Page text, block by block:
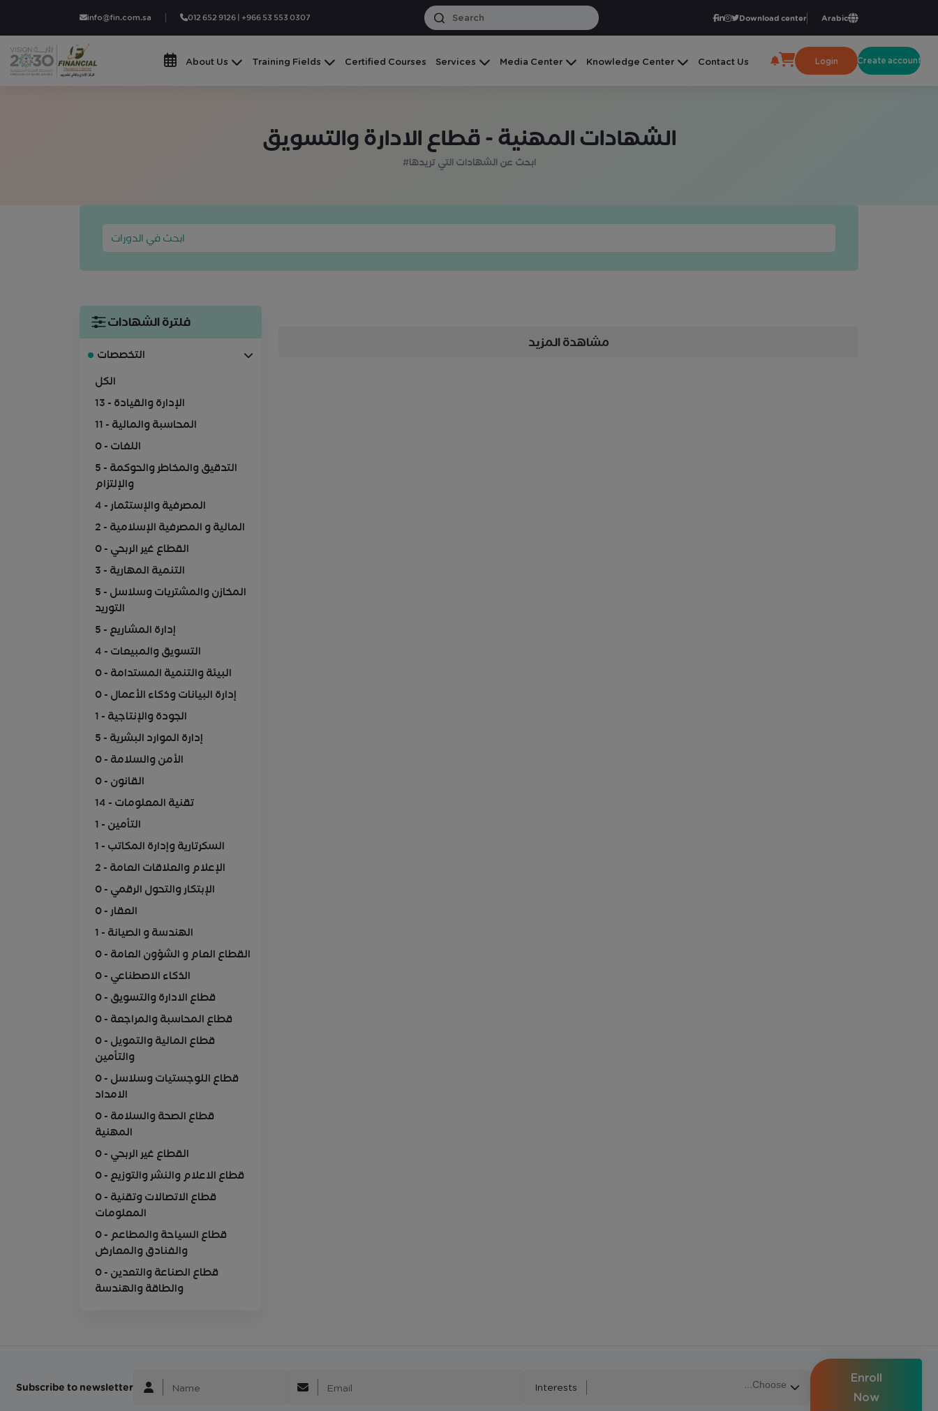
info@fin.com.sa 012 652 9126 | +966 53 553 0307 Download center Arabic
About Us Training Fields Certified Courses Services Media Center Knowledge Center Contact Us Login Create account
الشهادات المهنية - قطاع الادارة والتسويق
#ابحث عن الشهادات التي تريدها
فلترة الشهادات
التخصصات
الكل
13 - الإدارة والقيادة
11 - المحاسبة والمالية
0 - اللغات
5 - التدقيق والمخاطر والحوكمة
والإلتزام
4 - المصرفية والإستثمار
2 - المالية و المصرفية الإسلامية
0 - القطاع غير الربحي
3 - التنمية المهارية
5 - المخازن والمشتريات وسلاسل
التوريد
5 - إدارة المشاريع
4 - التسويق والمبيعات
0 - البيئة والتنمية المستدامة
0 - إدارة البيانات وذكاء الأعمال
1 - الجودة والإنتاجية
5 - إدارة الموارد البشرية
0 - الأمن والسلامة
0 - القانون
14 - تقنية المعلومات
1 - التأمين
1 - السكرتارية وإدارة المكاتب
2 - الإعلام والعلاقات العامة
0 - الإبتكار والتحول الرقمي
0 - العقار
1 - الهندسة و الصيانة
0 - القطاع العام و الشؤون العامة
0 - الذكاء الاصطناعي
0 - قطاع الادارة والتسويق
0 - قطاع المحاسبة والمراجعة
0 - قطاع المالية والتمويل
والتأمين
0 - قطاع اللوجستيات وسلاسل
الامداد
0 - قطاع الصحة والسلامة
المهنية
0 - القطاع غير الربحي
0 - قطاع الاعلام والنشر والتوزيع
0 - قطاع الاتصالات وتقنية
المعلومات
0 - قطاع السياحة والمطاعم
والفنادق والمعارض
0 - قطاع الصناعة والتعدين
والطاقة والهندسة
مشاهدة المزيد
Subscribe to newsletter Interests
Enroll
Now